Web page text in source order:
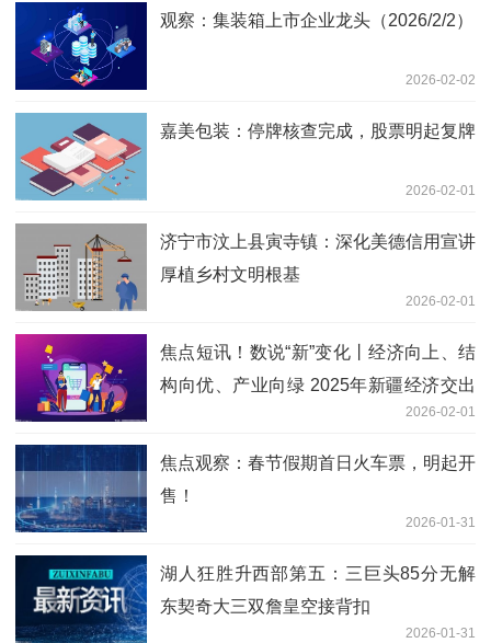
观察：集装箱上市企业龙头（2026/2/2）
2026-02-02
嘉美包装：停牌核查完成，股票明起复牌
2026-02-01
济宁市汶上县寅寺镇：深化美德信用宣讲
厚植乡村文明根基
2026-02-01
焦点短讯！数说“新”变化丨经济向上、结
构向优、产业向绿 2025年新疆经济交出
2026-02-01
焦点观察：春节假期首日火车票，明起开
售！
2026-01-31
湖人狂胜升西部第五：三巨头85分无解
东契奇大三双詹皇空接背扣
2026-01-31